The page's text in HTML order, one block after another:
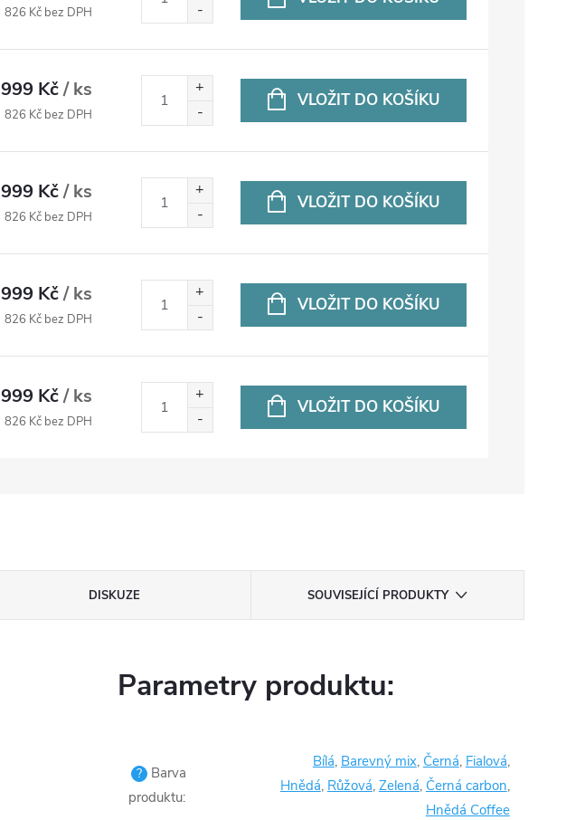
826 Kč bez DPH
999 Kč/ ks
826 Kč bez DPH
VLOŽIT DO KOŠÍKU
999 Kč/ ks
826 Kč bez DPH
VLOŽIT DO KOŠÍKU
999 Kč/ ks
826 Kč bez DPH
VLOŽIT DO KOŠÍKU
999 Kč/ ks
826 Kč bez DPH
VLOŽIT DO KOŠÍKU
DISKUZE SOUVISEJÍCÍ PRODUKTY
Parametry produktu:
? Barva
produktu:
Bílá, Barevný mix, Černá, Fialová,
Hnědá, Růžová, Zelená, Černá carbon,
Hnědá Coffee